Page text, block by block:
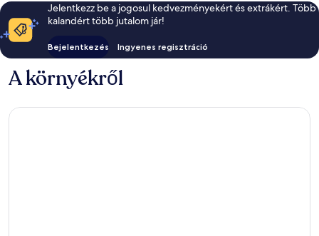
Jelentkezz be a jogosul kedvezményekért és extrákért. Több
kalandért több jutalom jár!
Bejelentkezés Ingyenes regisztráció
A környékről